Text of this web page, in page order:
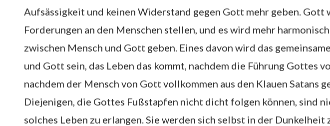
Aufsässigkeit und keinen Widerstand gegen Gott mehr geben. Gott
Forderungen an den Menschen stellen, und es wird mehr
zwischen Mensch und Gott geben. Eines davon wird das
und Gott sein, das Leben das kommt, nachdem die Führung Gottes
nachdem der Mensch von Gott vollkommen aus den Klauen Satans
Diejenigen, die Gottes Fußstapfen nicht dicht folgen können, sind
solches Leben zu erlangen. Sie werden sich selbst in der Dunkelheit